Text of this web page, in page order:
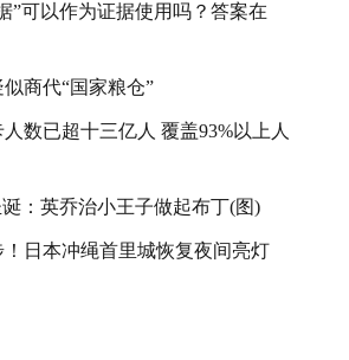
”可以作为证据使用吗？答案在
商代“国家粮仓”
数已超十三亿人 覆盖93%以上人
：英乔治小王子做起布丁(图)
日本冲绳首里城恢复夜间亮灯